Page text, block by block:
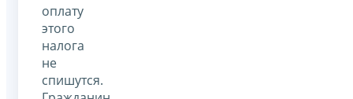
оплату
этого
налога
не
спишутся.